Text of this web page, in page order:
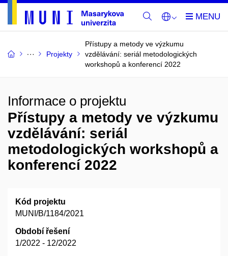
Projekty
Přístupy a metody ve výzkumu
vzdělávání: seriál metodologických
workshopů a konferencí 2022
Informace o projektu
Přístupy a metody ve výzkumu
vzdělávání: seriál
metodologických workshopů a
konferencí 2022
Kód projektu
MUNI/B/1184/2021
Období řešení
1/2022 - 12/2022